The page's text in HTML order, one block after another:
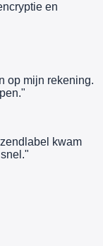
en
op mijn rekening.
kwam